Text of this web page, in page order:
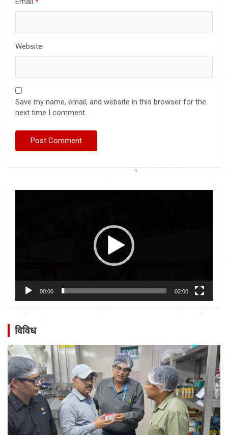
Website
Save my name, email, and website in this browser for the
next time I comment.
00:00 02:00
विविध